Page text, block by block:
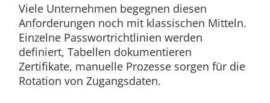
Viele Unternehmen begegnen diesen
Anforderungen noch mit klassischen Mitteln.
Einzelne Passwortrichtlinien werden
definiert, Tabellen dokumentieren
Zertifikate, manuelle Prozesse sorgen für die
Rotation von Zugangsdaten.